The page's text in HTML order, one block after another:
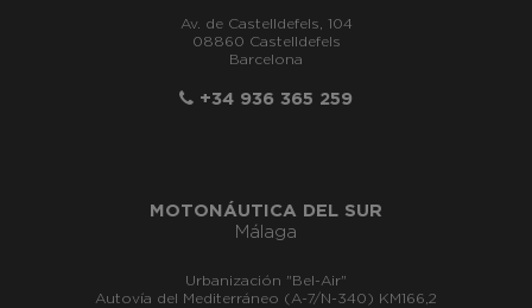
Av. de Castelldefels, 104
08860 Castelldefels
Barcelona
+34 936 365 259
MOTONÁUTICA DEL SUR
Málaga
Urbanización "Bel-Air"
Autovía del Mediterráneo (A-7/N-340) KM166,2